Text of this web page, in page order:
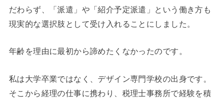
だわらず、「派遣」や「紹介予定派遣」という働き方も
現実的な選択肢として受け入れることにしました。
年齢を理由に最初から諦めたくなかったのです。
私は大学卒業ではなく、デザイン専門学校の出身です。
そこから経理の仕事に携わり、税理士事務所で経験を積